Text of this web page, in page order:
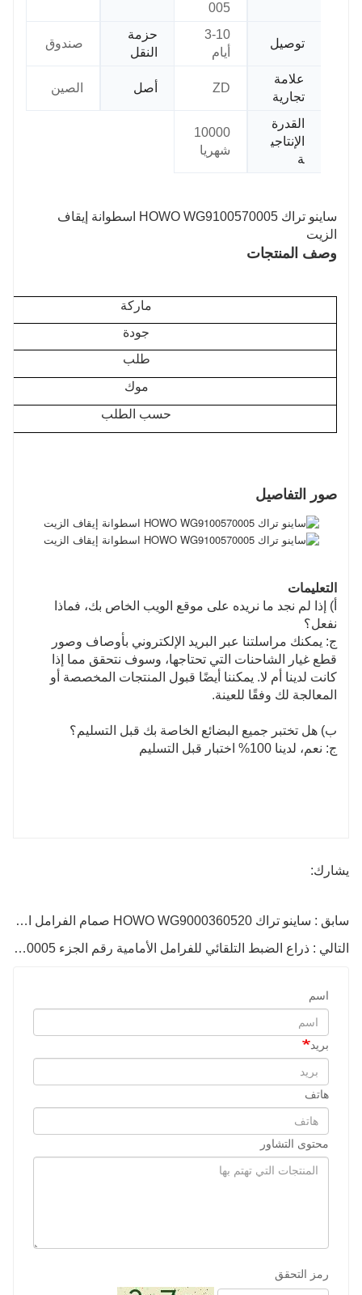
005
توصيل
3-10
أيام
حزمة
النقل
صندوق
علامة
تجارية
ZD أصل الصين
القدرة
الإنتاجي
ة
10000
شهريا
ساينو تراك HOWO WG9100570005 اسطوانة إيقاف
الزيت
وصف المنتجات
ماركة
جودة
طلب
موك
حسب الطلب
صور التفاصيل
التعليمات
أ) إذا لم نجد ما نريده على موقع الويب الخاص بك، فماذا
نفعل؟
ج: يمكنك مراسلتنا عبر البريد الإلكتروني بأوصاف وصور
قطع غيار الشاحنات التي تحتاجها، وسوف نتحقق مما إذا
كانت لدينا أم لا. يمكننا أيضًا قبول المنتجات المخصصة أو
المعالجة لك وفقًا للعينة.
ب) هل تختبر جميع البضائع الخاصة بك قبل التسليم؟
ج: نعم، لدينا 100% اختبار قبل التسليم
يشارك:
سابق : ساينو تراك HOWO WG9000360520 صمام الفرامل الرئيسي
التالي : ذراع الضبط التلقائي للفرامل الأمامية رقم الجزء WG9100440005
اسم
بريد
هاتف
محتوى التشاور
رمز التحقق